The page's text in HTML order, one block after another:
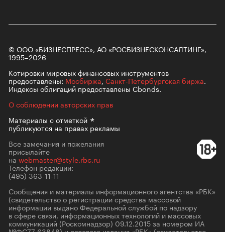
© ООО «БИЗНЕСПРЕСС», АО «РОСБИЗНЕСКОНСАЛТИНГ»,
1995–2026
Котировки мировых финансовых инструментов
предоставлены: Мосбиржа, Санкт-Петербургская биржа.
Индексы облигаций предоставлены Cbonds.
О соблюдении авторских прав
Материалы сотметкой
публикуются на правах рекламы
Все замечания и пожелания
присылайте
на webmaster@style.rbc.ru
Телефон редакции:
(495) 363-11-11
Сообщения и материалы информационного агентства «РБК»
(свидетельство о регистрации средства массовой
информации выдано Федеральной службой по надзору
в сфере связи, информационных технологий и массовых
коммуникаций (Роскомнадзор) 09.12.2015 за номером ИА